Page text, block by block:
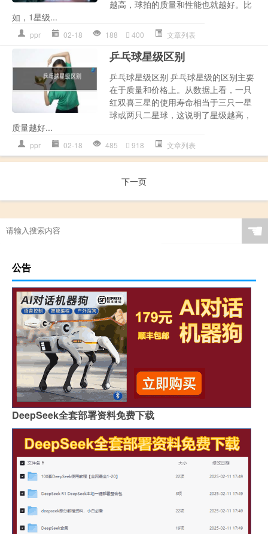
越高，球拍的质量和性能也就越好。比
如，1星级...
ppr 02-18 188 400 文章列表
乒乓球星级区别
乒乓球星级区别 乒乓球星级的区别主要
在于质量和价格上。从数据上看，一只
红双喜三星的使用寿命相当于三只一星
球或两只二星球，这说明了星级越高，
质量越好...
ppr 02-18 485 918 文章列表
下一页
☚
公告
DeepSeek全套部署资料免费下载